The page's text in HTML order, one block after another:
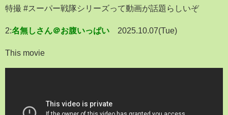
特撮 #スーパー戦隊シリーズって動画が話題らしいぞ
2:名無しさん＠お腹いっぱい 2025.10.07(Tue)
This movie